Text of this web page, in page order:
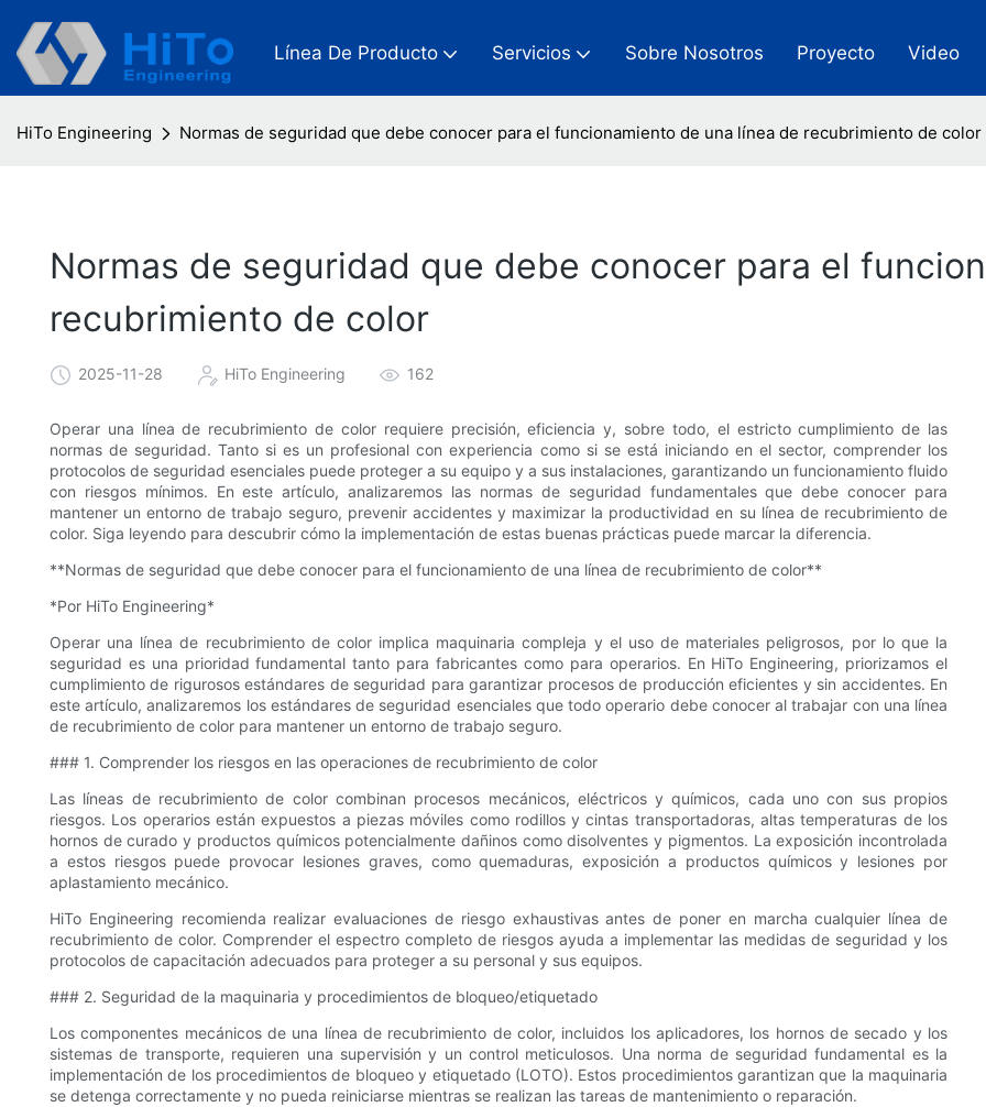
Línea De Producto Servicios Sobre Nosotros Proyecto Video
HiTo Engineering Normas de seguridad que debe conocer para el funcionamiento de una línea de recubrimiento de color
Normas de seguridad que debe conocer para el
recubrimiento de color
2025-11-28 HiTo Engineering 162
Operar una línea de recubrimiento de color requiere precisión, eficiencia y, sobre todo, el estricto cumplimiento de las
normas de seguridad. Tanto si es un profesional con experiencia como si se está iniciando en el sector, comprender los
protocolos de seguridad esenciales puede proteger a su equipo y a sus instalaciones, garantizando un funcionamiento fluido
con riesgos mínimos. En este artículo, analizaremos las normas de seguridad fundamentales que debe conocer para
mantener un entorno de trabajo seguro, prevenir accidentes y maximizar la productividad en su línea de recubrimiento de
color. Siga leyendo para descubrir cómo la implementación de estas buenas prácticas puede marcar la diferencia.
**Normas de seguridad que debe conocer para el funcionamiento de una línea de recubrimiento de color**
*Por HiTo Engineering*
Operar una línea de recubrimiento de color implica maquinaria compleja y el uso de materiales peligrosos, por lo que la
seguridad es una prioridad fundamental tanto para fabricantes como para operarios. En HiTo Engineering, priorizamos el
cumplimiento de rigurosos estándares de seguridad para garantizar procesos de producción eficientes y sin accidentes. En
este artículo, analizaremos los estándares de seguridad esenciales que todo operario debe conocer al trabajar con una línea
de recubrimiento de color para mantener un entorno de trabajo seguro.
### 1. Comprender los riesgos en las operaciones de recubrimiento de color
Las líneas de recubrimiento de color combinan procesos mecánicos, eléctricos y químicos, cada uno con sus propios
riesgos. Los operarios están expuestos a piezas móviles como rodillos y cintas transportadoras, altas temperaturas de los
hornos de curado y productos químicos potencialmente dañinos como disolventes y pigmentos. La exposición incontrolada
a estos riesgos puede provocar lesiones graves, como quemaduras, exposición a productos químicos y lesiones por
aplastamiento mecánico.
HiTo Engineering recomienda realizar evaluaciones de riesgo exhaustivas antes de poner en marcha cualquier línea de
recubrimiento de color. Comprender el espectro completo de riesgos ayuda a implementar las medidas de seguridad y los
protocolos de capacitación adecuados para proteger a su personal y sus equipos.
### 2. Seguridad de la maquinaria y procedimientos de bloqueo/etiquetado
Los componentes mecánicos de una línea de recubrimiento de color, incluidos los aplicadores, los hornos de secado y los
sistemas de transporte, requieren una supervisión y un control meticulosos. Una norma de seguridad fundamental es la
implementación de los procedimientos de bloqueo y etiquetado (LOTO). Estos procedimientos garantizan que la maquinaria
se detenga correctamente y no pueda reiniciarse mientras se realizan las tareas de mantenimiento o reparación.